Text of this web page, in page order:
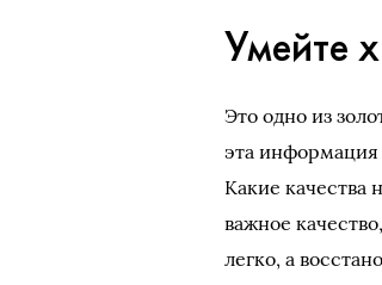
Умейте
Это одно из
эта информация
Какие качества
важное
легко, а